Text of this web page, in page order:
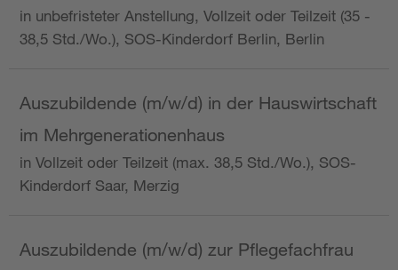
in unbefristeter Anstellung, Vollzeit oder Teilzeit (35 -
38,5 Std./Wo.), SOS-Kinderdorf Berlin, Berlin
Auszubildende (m/w/d) in der Hauswirtschaft
im Mehrgenerationenhaus
in Vollzeit oder Teilzeit (max. 38,5 Std./Wo.), SOS-
Kinderdorf Saar, Merzig
Auszubildende (m/w/d) zur Pflegefachfrau